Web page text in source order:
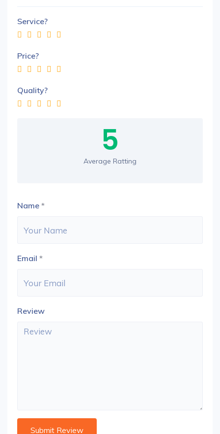
Service?
Price?
Quality?
5
Average Ratting
Name *
Email *
Review